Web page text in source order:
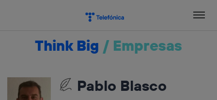
Think Big / Empresas
Pablo Blasco